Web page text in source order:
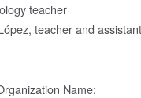
teacher
teacher and
Name: